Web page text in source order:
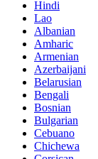
Hindi
Lao
Albanian
Amharic
Armenian
Azerbaijani
Belarusian
Bengali
Bosnian
Bulgarian
Cebuano
Chichewa